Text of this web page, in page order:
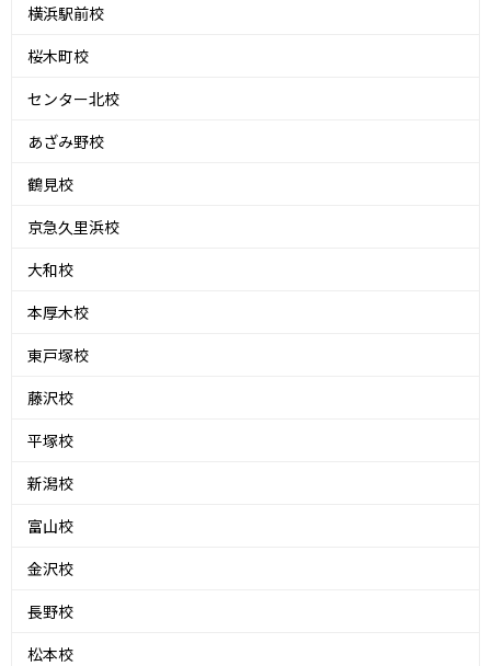
横浜駅前校
桜木町校
センター北校
あざみ野校
鶴見校
京急久里浜校
大和校
本厚木校
東戸塚校
藤沢校
平塚校
新潟校
富山校
金沢校
長野校
松本校